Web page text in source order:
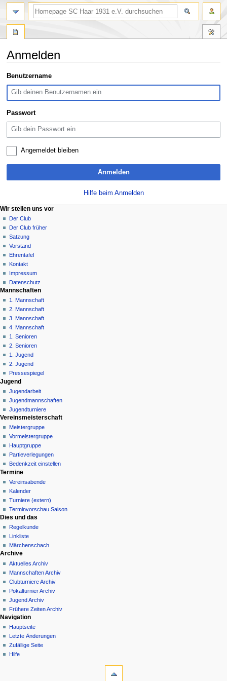
Anmelden
Zur
Navigation
springen
Zur
Suche
springen
Benutzername
Passwort
Angemeldet bleiben
Anmelden
Hilfe beim Anmelden
N
a
v
g
a
i
o
n
s
m
e
n
ü
Seitenaktionen
Spezialseite
Meine Werkzeuge
Anmelden
Suche
Wir stellen uns vor
Der Club
Der Club früher
Satzung
Vorstand
Ehrentafel
Kontakt
Impressum
Datenschutz
Mannschaften
1. Mannschaft
2. Mannschaft
3. Mannschaft
4. Mannschaft
1. Senioren
2. Senioren
1. Jugend
2. Jugend
Pressespiegel
Jugend
Jugendarbeit
Jugendmannschaften
Jugendturniere
Vereinsmeisterschaft
Meistergruppe
Vormeistergruppe
Hauptgruppe
Partieverlegungen
Bedenkzeit einstellen
Termine
Vereinsabende
Kalender
Turniere (extern)
Terminvorschau Saison
Dies und das
Regelkunde
Linkliste
Märchenschach
Archive
Aktuelles Archiv
Mannschaften Archiv
Clubturniere Archiv
Pokalturnier Archiv
Jugend Archiv
Frühere Zeiten Archiv
Navigation
Hauptseite
Letzte Änderungen
Zufällige Seite
Hilfe